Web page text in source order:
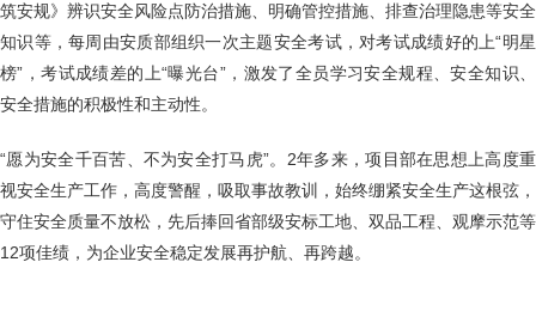
筑安规》辨识安全风险点防治措施、明确管控措施、排查治理隐患等安全
知识等，每周由安质部组织一次主题安全考试，对考试成绩好的上“明星
榜”，考试成绩差的上“曝光台”，激发了全员学习安全规程、安全知识、
安全措施的积极性和主动性。
“愿为安全千百苦、不为安全打马虎”。2年多来，项目部在思想上高度重
视安全生产工作，高度警醒，吸取事故教训，始终绷紧安全生产这根弦，
守住安全质量不放松，先后捧回省部级安标工地、双品工程、观摩示范等
12项佳绩，为企业安全稳定发展再护航、再跨越。